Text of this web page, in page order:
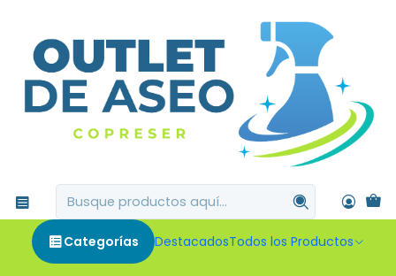
Categorías DestacadosTodos los Productos